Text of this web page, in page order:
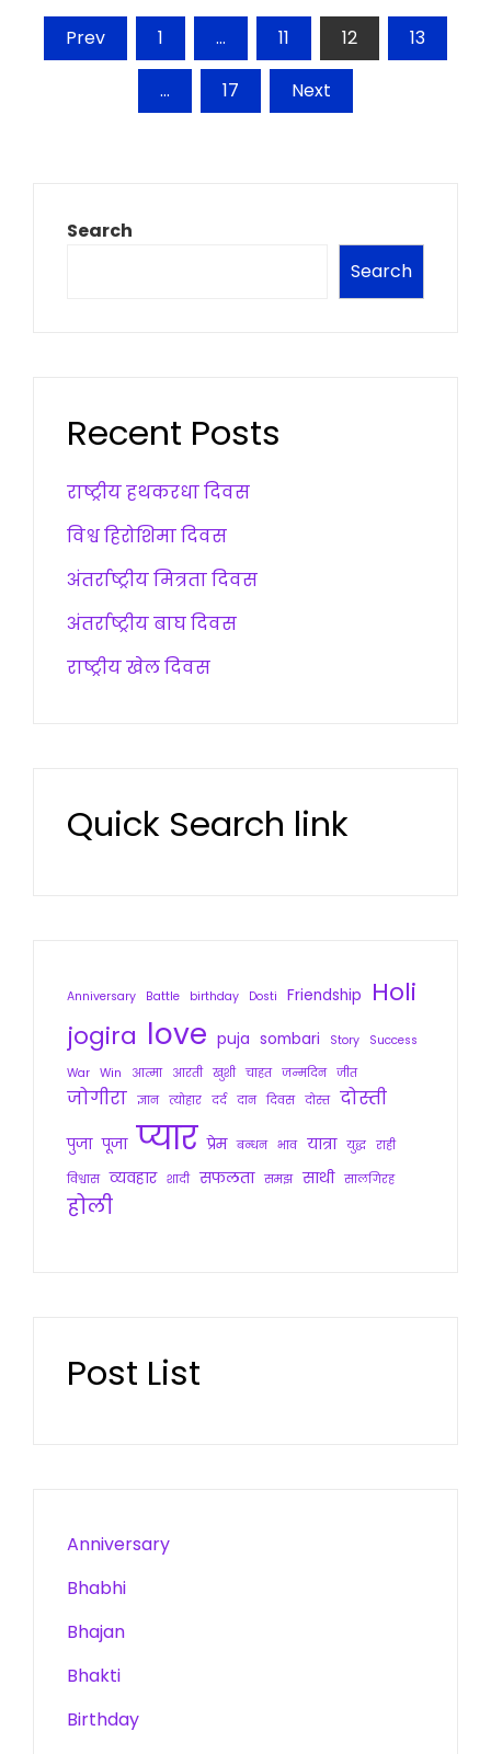
Posts
pagination
Prev 1 … 11 12 13
… 17 Next
Search
Search
Recent Posts
राष्ट्रीय हथकरधा दिवस
विश्व हिरोशिमा दिवस
अंतर्राष्ट्रीय मित्रता दिवस
अंतर्राष्ट्रीय बाघ दिवस
राष्ट्रीय खेल दिवस
Quick Search link
Anniversary Battle birthday Dosti Friendship
Holi
jogira love puja sombari Story
Success
War Win आत्मा आरती खुशी चाहत जन्मदिन जीत
जोगीरा ज्ञान त्योहार दर्द दान दिवस दोस्त दोस्ती
पुजा पूजा प्यार प्रेम बन्धन भाव यात्रा युद्ध राही
विश्वास व्यवहार शादी सफलता समझ साथी सालगिरह
होली
Post List
Anniversary
Bhabhi
Bhajan
Bhakti
Birthday